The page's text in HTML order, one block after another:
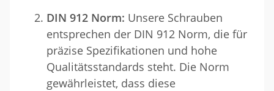
DIN 912 Norm: Unsere Schrauben
entsprechen der DIN 912 Norm, die für
präzise Spezifikationen und hohe
Qualitätsstandards steht. Die Norm
gewährleistet, dass diese